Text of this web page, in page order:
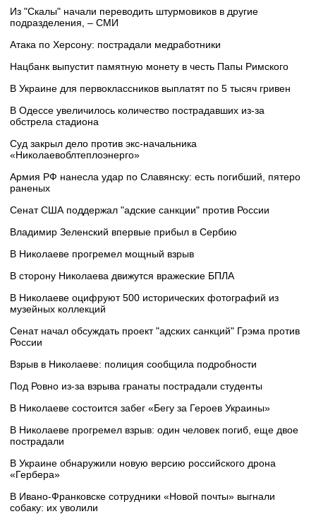
Из "Скалы" начали переводить штурмовиков в другие
подразделения, – СМИ
Атака по Херсону: пострадали медработники
Нацбанк выпустит памятную монету в честь Папы Римского
В Украине для первоклассников выплатят по 5 тысяч гривен
В Одессе увеличилось количество пострадавших из-за
обстрела стадиона
Суд закрыл дело против экс-начальника
«Николаевоблтеплоэнерго»
Армия РФ нанесла удар по Славянску: есть погибший, пятеро
раненых
Сенат США поддержал "адские санкции" против России
Владимир Зеленский впервые прибыл в Сербию
В Николаеве прогремел мощный взрыв
В сторону Николаева движутся вражеские БПЛА
В Николаеве оцифруют 500 исторических фотографий из
музейных коллекций
Сенат начал обсуждать проект "адских санкций" Грэма против
России
Взрыв в Николаеве: полиция сообщила подробности
Под Ровно из-за взрыва гранаты пострадали студенты
В Николаеве состоится забег «Бегу за Героев Украины»
В Николаеве прогремел взрыв: один человек погиб, еще двое
пострадали
В Украине обнаружили новую версию российского дрона
«Гербера»
В Ивано-Франковске сотрудники «Новой почты» выгнали
собаку: их уволили